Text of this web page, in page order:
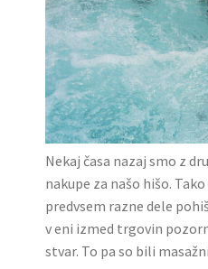
Nekaj časa nazaj smo z
nakupe za našo hišo.
predvsem razne dele
v eni izmed trgovin
stvar. To pa so bili